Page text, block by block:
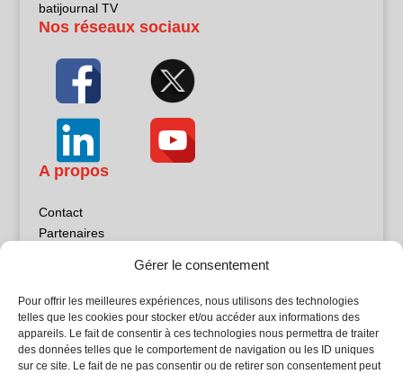
Gérer le consentement
Pour offrir les meilleures expériences, nous utilisons des technologies
telles que les cookies pour stocker et/ou accéder aux informations des
appareils. Le fait de consentir à ces technologies nous permettra de traiter
des données telles que le comportement de navigation ou les ID uniques
sur ce site. Le fait de ne pas consentir ou de retirer son consentement peut
batijournal TV
Nos réseaux sociaux
A propos
Contact
Partenaires
Politique de confidentialité
Sites partenaires
5Façades